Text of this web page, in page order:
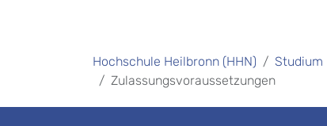
Hochschule Heilbronn (HHN) Studium
Zulassungsvoraussetzungen